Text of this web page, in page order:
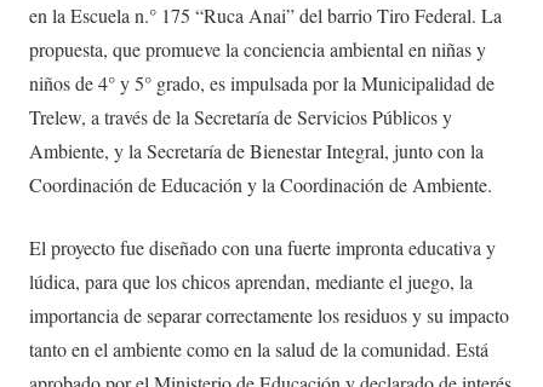
en la Escuela n.° 175 “Ruca Anai” del barrio Tiro Federal. La
propuesta, que promueve la conciencia ambiental en niñas y
niños de 4° y 5° grado, es impulsada por la Municipalidad de
Trelew, a través de la Secretaría de Servicios Públicos y
Ambiente, y la Secretaría de Bienestar Integral, junto con la
Coordinación de Educación y la Coordinación de Ambiente.
El proyecto fue diseñado con una fuerte impronta educativa y
lúdica, para que los chicos aprendan, mediante el juego, la
importancia de separar correctamente los residuos y su impacto
tanto en el ambiente como en la salud de la comunidad. Está